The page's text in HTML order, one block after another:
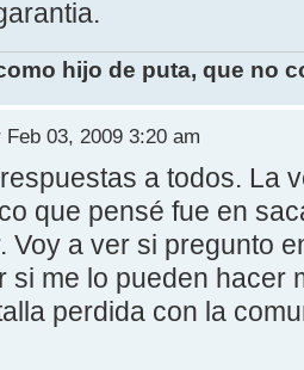
hijo de puta, que no
Feb 03, 2009 3:20 am
a todos. La
que pensé fue en
Voy a ver si pregunto
si me lo pueden hacer
perdida con la